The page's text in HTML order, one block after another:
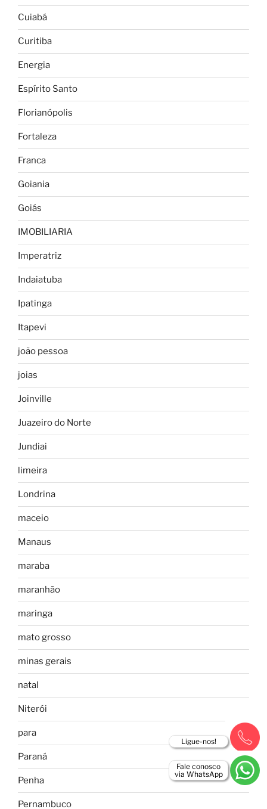
Fale conosco
via WhatsApp
Ligue-nos!
Cuiabá
Curitiba
Energia
Espírito Santo
Florianópolis
Fortaleza
Franca
Goiania
Goiás
IMOBILIARIA
Imperatriz
Indaiatuba
Ipatinga
Itapevi
joão pessoa
joias
Joinville
Juazeiro do Norte
Jundiai
limeira
Londrina
maceio
Manaus
maraba
maranhão
maringa
mato grosso
minas gerais
natal
Niterói
para
Paraná
Penha
Pernambuco